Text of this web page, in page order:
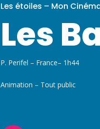
Les étoiles – Mon
Les
P. Perifel – France– 1h44
Animation – Tout public